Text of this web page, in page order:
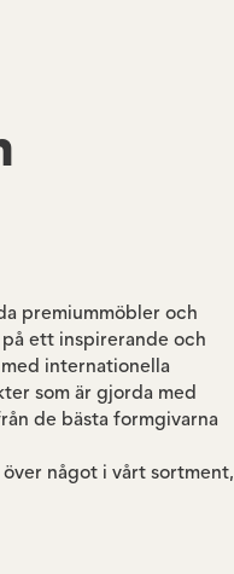
premiummöbler och
ett inspirerande och
internationella
som är gjorda med
de bästa formgivarna
något i vårt sortment,